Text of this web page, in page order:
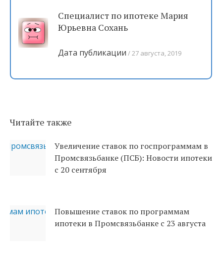
Специалист по ипотеке Мария
Юрьевна Сохань
Дата публикации 27 августа, 2019
Читайте также
Увеличение ставок по госпрограммам в
Промсвязьбанке (ПСБ): Новости ипотеки
с 20 сентября
Повышение ставок по программам
ипотеки в Промсвязьбанке с 23 августа